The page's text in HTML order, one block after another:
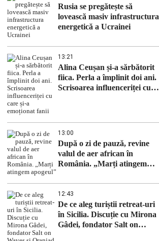
Rusia se pregătește să
lovească masiv infrastructura
energetică a Ucrainei
13:21
Alina Ceușan și-a sărbătorit
fiica. Perla a împlinit doi ani.
Scrisoarea influenceriței cu
13:00
După o zi de pauză, revine
valul de aer african în
România. „Marți atingem
12:43
De ce aleg turiștii retreat-uri
în Sicilia. Discuție cu Mirona
Gâdei, fondator Salt on